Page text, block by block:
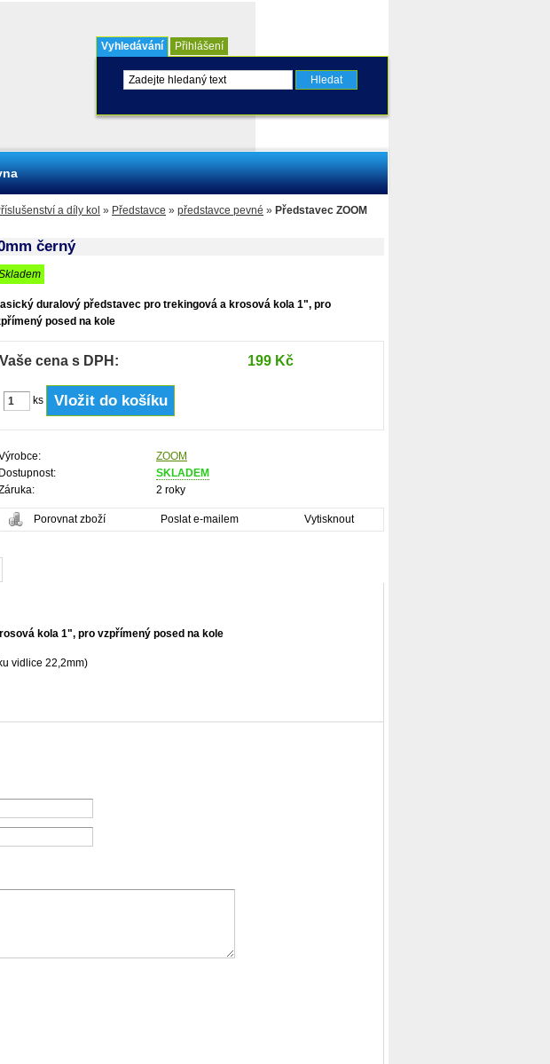
a díly kol » Představce » představce pevné » Představec ZOOM
černý
skladem
duralový představec pro trekingová a krosová kola 1", pro
posed na kole
Vaše cena s DPH: 199 Kč
ks
ZOOM
Dostupnost:
SKLADEM
2 roky
Porovnat zboží Poslat e-mailem Vytisknout
kola 1", pro vzpřímený posed na kole
vidlice 22,2mm)
Vyhledávání Přihlášení